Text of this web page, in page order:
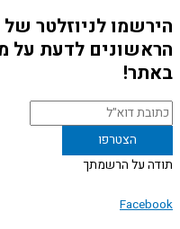
לניוזלטר של
לדעת על
על הרשמתך